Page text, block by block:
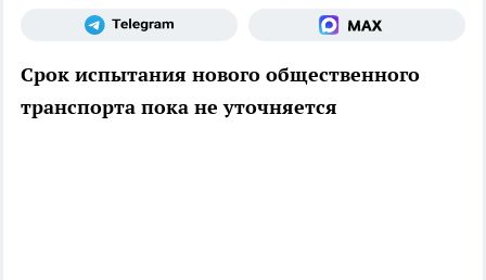
Срок испытания нового общественного
транспорта пока не уточняется